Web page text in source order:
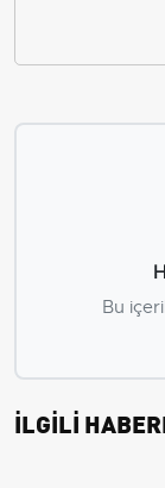
Bu
İLGİLİ